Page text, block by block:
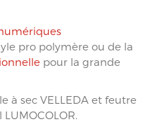
pro polymère ou de la
pour la grande
à sec VELLEDA et feutre